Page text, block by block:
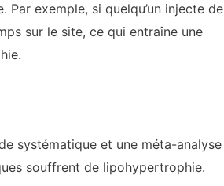
exemple, si quelqu’un injecte de
sur le site, ce qui entraîne une
systématique et une méta-analyse
souffrent de lipohypertrophie.